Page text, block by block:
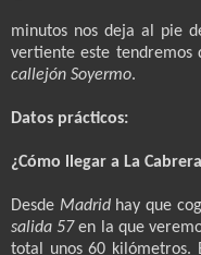
minutos nos deja al pie
vertiente este tendremos
callejón Soyermo.
Datos prácticos:
¿Cómo llegar a La
Desde Madrid hay que
salida 57en la que
total unos 60 kilómetros.